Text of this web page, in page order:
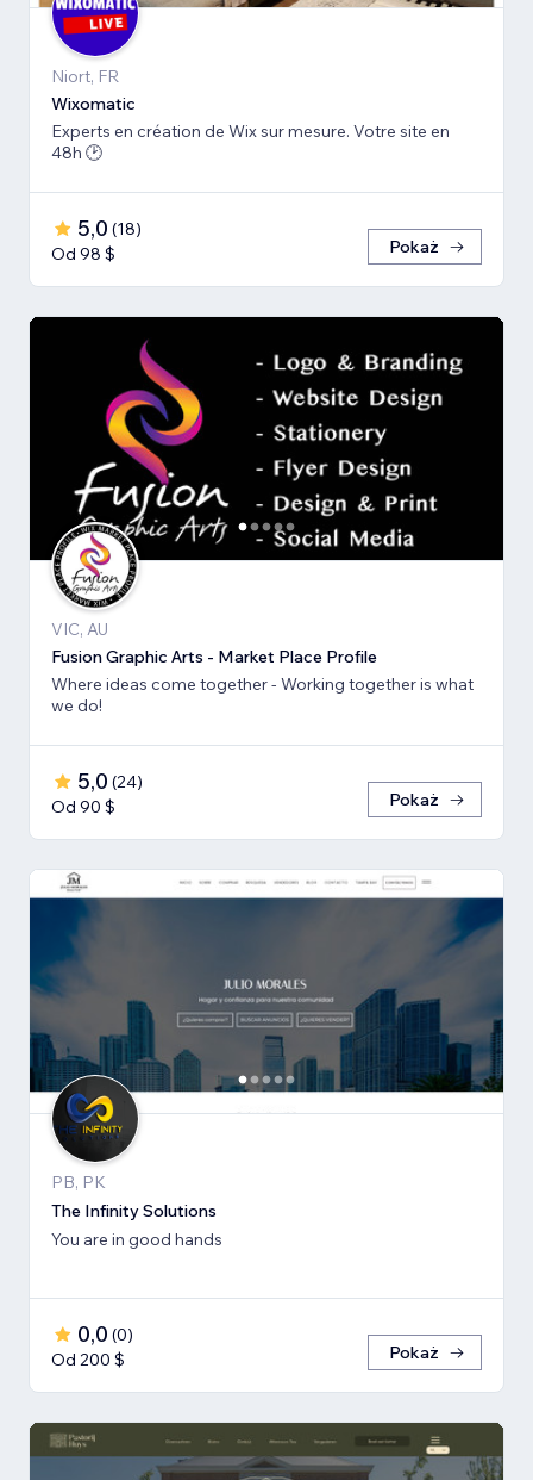
Niort, FR
Wiхomatic
Experts en création de Wix sur mesure. Votre site en
48h 🕑
5,0 (18)
Od 98 $
Pokaż
VIC, AU
Fusion Graphic Arts - Market Place Profile
Where ideas come together - Working together is what
we do!
5,0 (24)
Od 90 $
Pokaż
PB, PK
The Infinity Solutions
You are in good hands
0,0 (0)
Od 200 $
Pokaż